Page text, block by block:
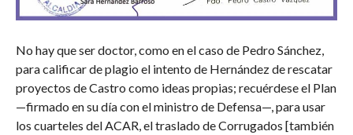
No hay que ser doctor, como en el caso de Pedro Sánchez,
para calificar de plagio el intento de Hernández de rescatar
proyectos de Castro como ideas propias; recuérdese el Plan
—firmado en su día con el ministro de Defensa—, para usar
los cuarteles del ACAR, el traslado de Corrugados [también